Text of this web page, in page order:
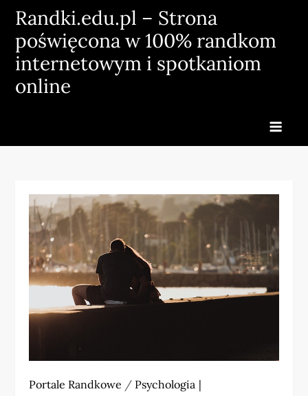
Skip
content
Randki.edu.pl – Strona
poświęcona w 100% randkom
internetowym i spotkaniom
online
Portale Randkowe / Psychologia